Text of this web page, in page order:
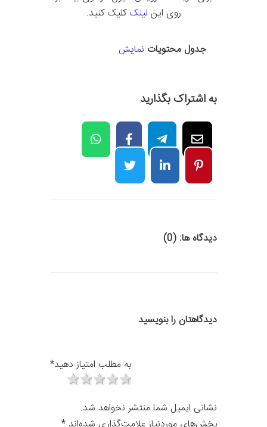
روی این لینککلیک کنید.
جدول محتویات نمایش
به اشتراک بگذارید
دیدگاه ها: (0)
دیدگاهتان را بنویسید
به مطلب امتیاز دهید*
5 stars
4 stars
3 stars
2 stars
نشانی ایمیل شما منتشر نخواهد شد.